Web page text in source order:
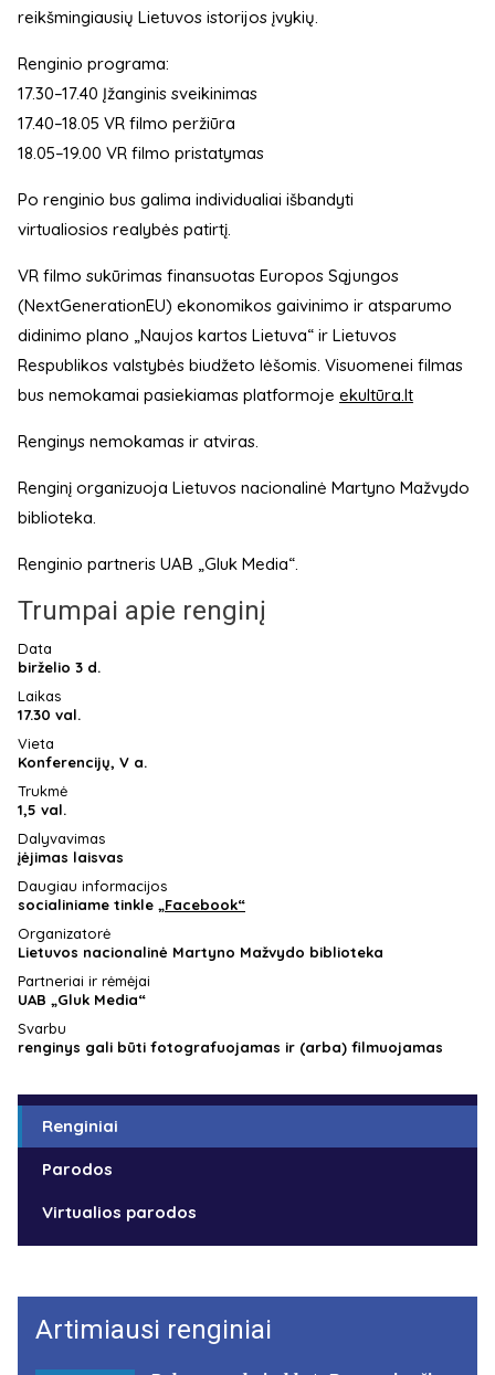
reikšmingiausių Lietuvos istorijos įvykių.
Renginio programa:
17.30–17.40 Įžanginis sveikinimas
17.40–18.05 VR filmo peržiūra
18.05–19.00 VR filmo pristatymas
Po renginio bus galima individualiai išbandyti
virtualiosios realybės patirtį.
VR filmo sukūrimas finansuotas Europos Sąjungos
(NextGenerationEU) ekonomikos gaivinimo ir atsparumo
didinimo plano „Naujos kartos Lietuva“ ir Lietuvos
Respublikos valstybės biudžeto lėšomis. Visuomenei filmas
bus nemokamai pasiekiamas platformoje ekultūra.lt
Renginys nemokamas ir atviras.
Renginį organizuoja Lietuvos nacionalinė Martyno Mažvydo
biblioteka.
Renginio partneris UAB „Gluk Media“.
Trumpai apie renginį
Data
birželio 3 d.
Laikas
17.30 val.
Vieta
Konferencijų, V a.
Trukmė
1,5 val.
Dalyvavimas
įėjimas laisvas
Daugiau informacijos
socialiniame tinkle „Facebook“
Organizatorė
Lietuvos nacionalinė Martyno Mažvydo biblioteka
Partneriai ir rėmėjai
UAB „Gluk Media“
Svarbu
renginys gali būti fotografuojamas ir (arba) filmuojamas
Renginiai
Parodos
Virtualios parodos
Artimiausi renginiai